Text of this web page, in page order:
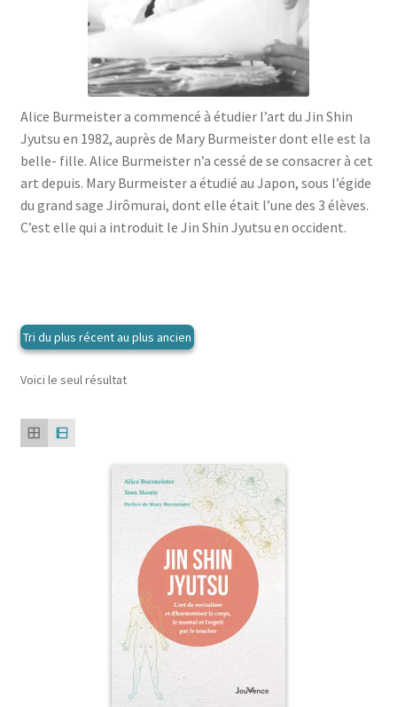
Médecine douces
enfant
Collections
le
menu
enfant
Alice Burmeister a commencé à étudier l’art du Jin Shin
Jyutsu en 1982, auprès de Mary Burmeister dont elle est la
belle- fille. Alice Burmeister n’a cessé de se consacrer à cet
art depuis. Mary Burmeister a étudié au Japon, sous l’égide
du grand sage Jirômurai, dont elle était l’une des 3 élèves.
C’est elle qui a introduit le Jin Shin Jyutsu en occident.
Voici le seul résultat